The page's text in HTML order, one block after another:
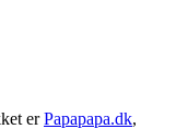
erPapapapa.dk,